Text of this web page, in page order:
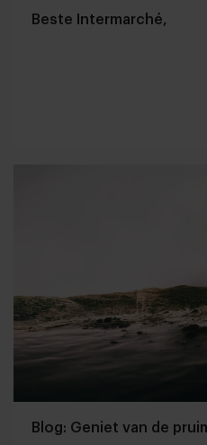
Beste Intermarché,
Blog: Geniet van de